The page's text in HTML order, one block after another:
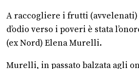
A raccogliere i frutti
d’odio verso i poveri è stata
(ex Nord) Elena Murelli.
Murelli, in passato balzata agli